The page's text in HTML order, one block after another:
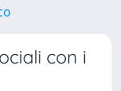
con i